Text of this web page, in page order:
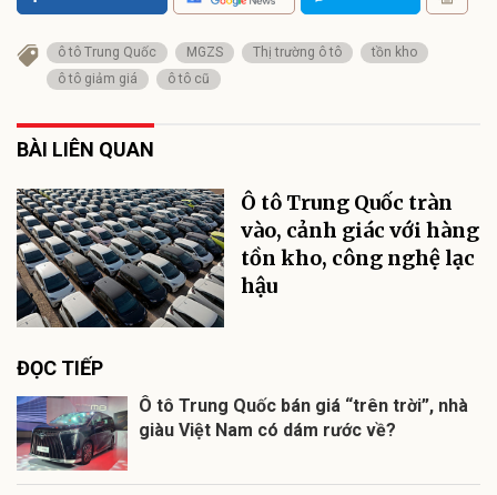
ô tô Trung Quốc MGZS Thị trường ô tô
tồn kho
ô tô giảm giá
ô tô cũ
BÀI LIÊN QUAN
Ô tô Trung Quốc tràn
vào, cảnh giác với hàng
tồn kho, công nghệ lạc
hậu
ĐỌC TIẾP
Ô tô Trung Quốc bán giá “trên trời”, nhà
giàu Việt Nam có dám rước về?